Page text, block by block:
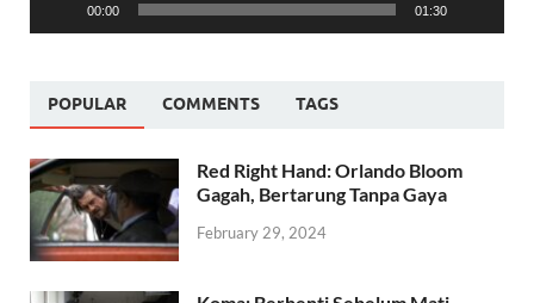
00:00 01:30
POPULAR COMMENTS TAGS
Red Right Hand: Orlando Bloom
Gagah, Bertarung Tanpa Gaya
February 29, 2024